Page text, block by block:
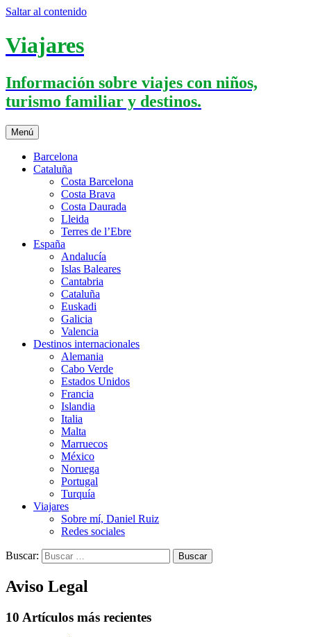
Saltar al contenido
Viajares
Información sobre viajes con niños,
turismo familiar y destinos.
Menú
Barcelona
Cataluña
Costa Barcelona
Costa Brava
Costa Daurada
Lleida
Terres de l’Ebre
España
Andalucía
Islas Baleares
Cantabria
Cataluña
Euskadi
Galicia
Valencia
Destinos internacionales
Alemania
Cabo Verde
Estados Unidos
Francia
Islandia
Italia
Malta
Marruecos
México
Noruega
Portugal
Turquía
Viajares
Sobre mí, Daniel Ruiz
Redes sociales
Buscar:
Aviso Legal
10 Artículos más recientes